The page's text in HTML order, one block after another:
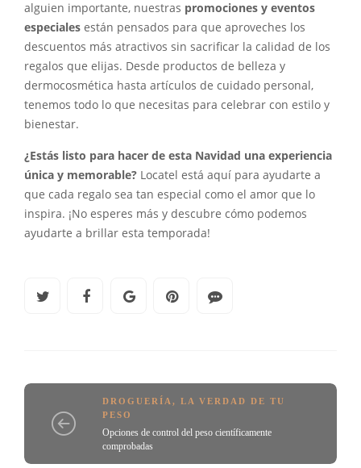
alguien importante, nuestras promociones y eventos
especiales están pensados para que aproveches los
descuentos más atractivos sin sacrificar la calidad de los
regalos que elijas. Desde productos de belleza y
dermocosmética hasta artículos de cuidado personal,
tenemos todo lo que necesitas para celebrar con estilo y
bienestar.
¿Estás listo para hacer de esta Navidad una experiencia
única y memorable? Locatel está aquí para ayudarte a
que cada regalo sea tan especial como el amor que lo
inspira. ¡No esperes más y descubre cómo podemos
ayudarte a brillar esta temporada!
DROGUERÍA , LA VERDAD DE TU
PESO
Opciones de control del peso científicamente
comprobadas